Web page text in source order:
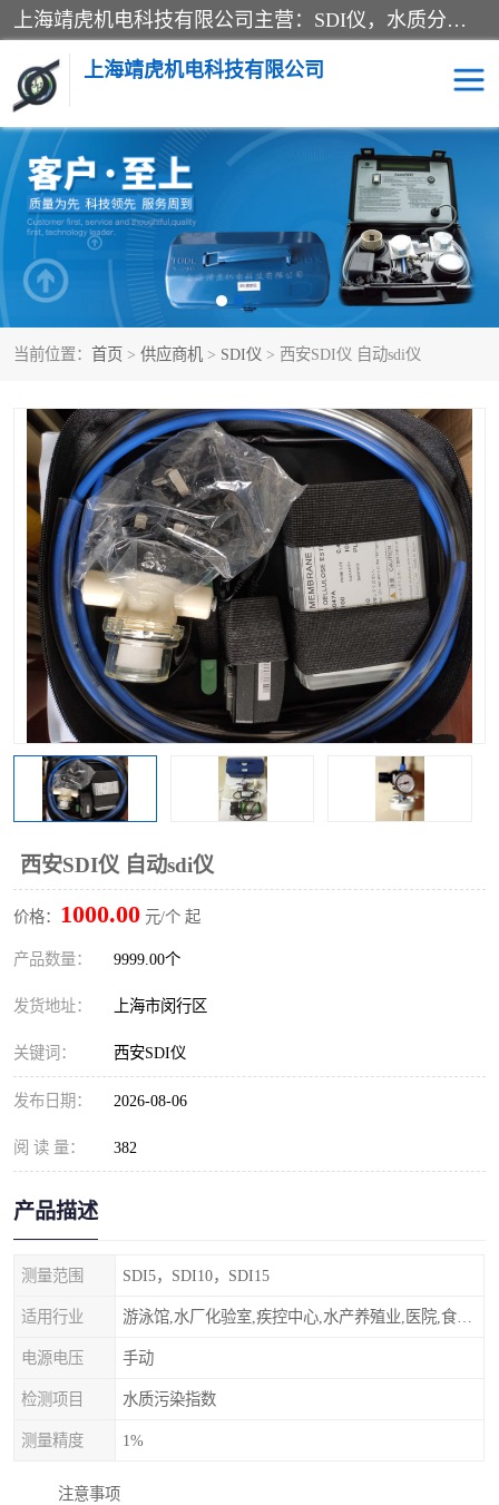
上海靖虎机电科技有限公司主营：SDI仪，水质分析仪，水质检测仪产品；上海靖虎机电科技有限公司在专业制造和研发等方面的强大的平台优势，利用自身在自动化仪表、自控系统及环保监测仪器的专长，以优良的技术，优越的产品质量和良好的服务质量与广大客户真诚合作。
上海靖虎机电科技有限公司
当前位置： 首页 > 供应商机 > SDI仪 > 西安SDI仪 自动sdi仪
西安SDI仪 自动sdi仪
价格： 1000.00 元/个 起
产品数量： 9999.00个
发货地址： 上海市闵行区
关键词： 西安SDI仪
发布日期： 2026-08-06
阅 读 量： 382
产品描述
测量范围 SDI5，SDI10，SDI15
适用行业
电源电压 手动
检测项目 水质污染指数
测量精度 1%
注意事项
SDI仪 过滤膜过滤纸
PH电导测试笔 水质分析仪
水质检测仪 电导测试笔
PH电导测试仪